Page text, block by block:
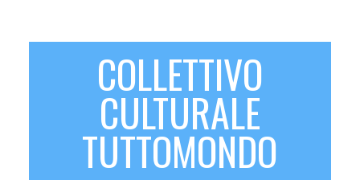
COLLETTIVO
CULTURALE
TUTTOMONDO